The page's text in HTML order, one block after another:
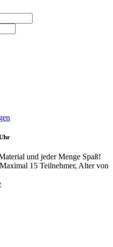
und jeder Menge Spaß!
Maximal 15 Teilnehmer, Alter von